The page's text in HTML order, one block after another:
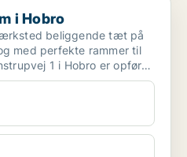
i Hobro
tæt på
med perfekte rammer til
1 i Hobro er opført